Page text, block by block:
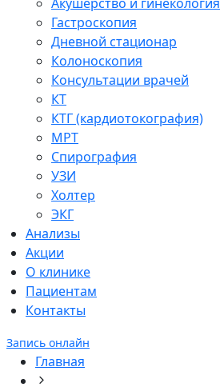
Гастроскопия
Дневной стационар
Колоноскопия
Консультации врачей
КТ
КТГ (кардиотокография)
МРТ
Спирография
УЗИ
Холтер
ЭКГ
Анализы
Акции
О клинике
Пациентам
Контакты
Запись онлайн
Главная